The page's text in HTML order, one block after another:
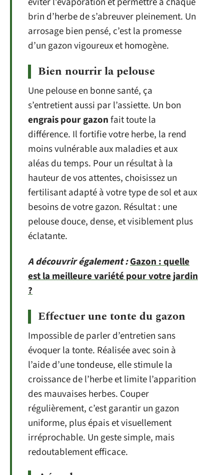
brin d’herbe de s’abreuver pleinement. Un
arrosage bien pensé, c’est la promesse
d’un gazon vigoureux et homogène.
Bien nourrir la pelouse
Une pelouse en bonne santé, ça
s’entretient aussi par l’assiette. Un bon
engrais pour gazonfait toute la
différence. Il fortifie votre herbe, la rend
moins vulnérable aux maladies et aux
aléas du temps. Pour un résultat à la
hauteur de vos attentes, choisissez un
fertilisant adapté à votre type de sol et aux
besoins de votre gazon. Résultat : une
pelouse douce, dense, et visiblement plus
éclatante.
A découvrir également :Gazon : quelle
est la meilleure variété pour votre jardin
?
Effectuer une tonte du gazon
Impossible de parler d’entretien sans
évoquer la tonte. Réalisée avec soin à
l’aide d’une tondeuse, elle stimule la
croissance de l’herbe et limite l’apparition
des mauvaises herbes. Couper
régulièrement, c’est garantir un gazon
uniforme, plus épais et visuellement
irréprochable. Un geste simple, mais
redoutablement efficace.